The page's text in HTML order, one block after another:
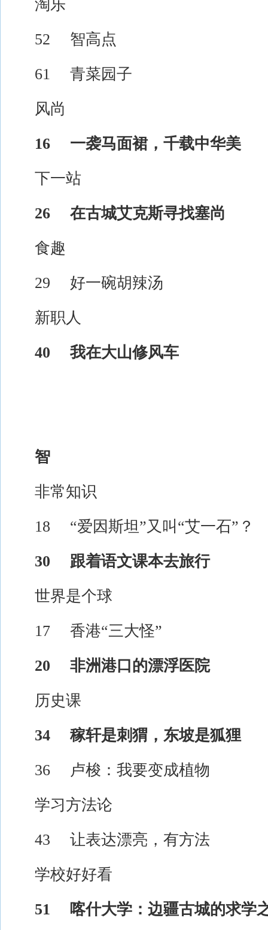
淘乐
52 智高点
61 青菜园子
风尚
16 一袭马面裙，千载中华美
下一站
26 在古城艾克斯寻找塞尚
食趣
29 好一碗胡辣汤
新职人
40 我在大山修风车
智
非常知识
18 “爱因斯坦”又叫“艾一石”？
30 跟着语文课本去旅行
世界是个球
17 香港“三大怪”
20 非洲港口的漂浮医院
历史课
34 稼轩是刺猬，东坡是狐狸
36 卢梭：我要变成植物
学习方法论
43 让表达漂亮，有方法
学校好好看
51 喀什大学：边疆古城的求学